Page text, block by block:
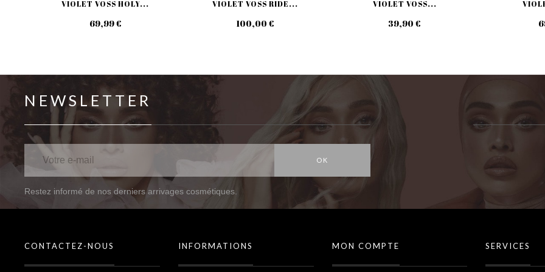
VIOLET VOSS HOLY...
69,99 €
VIOLET VOSS RIDE...
100,00 €
VIOLET VOSS...
39,90 €
NEWSLETTER
OK
Restez informé de nos derniers arrivages cosmétiques.
CONTACTEZ-NOUS INFORMATIONS MON COMPTE SERVICES